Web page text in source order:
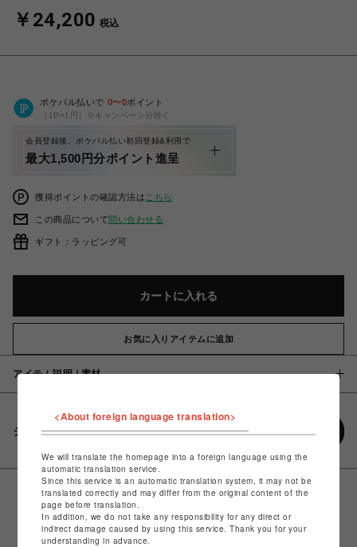
￥24,200 税込
ポケパル払いで 0〜0ポイント
（1P=1円）※キャンペーン分除く
会員登録後、ポケパル払い初回登録&利用で
最大1,500円分ポイント進呈
獲得ポイントの確認方法は こちら
この商品について問い合わせる
ギフト：ラッピング可
カートに入れる
お気に入りアイテムに追加
アイテム説明 / 素材
シェアする
<About foreign language translation>
We will translate the homepage into a foreign language using the
automatic translation service.
Since this service is an automatic translation system, it may not be
translated correctly and may differ from the original content of the
page before translation.
In addition, we do not take any responsibility for any direct or
indirect damage caused by using this service. Thank you for your
understanding in advance.